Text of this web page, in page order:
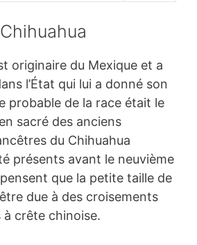
originaire du Mexique et a
l’État qui lui a donné son
probable de la race était le
sacré des anciens
du Chihuahua
présents avant le neuvième
que la petite taille de
due à des croisements
à crête chinoise.